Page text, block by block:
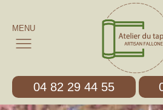
MENU
04 82 29 44 55